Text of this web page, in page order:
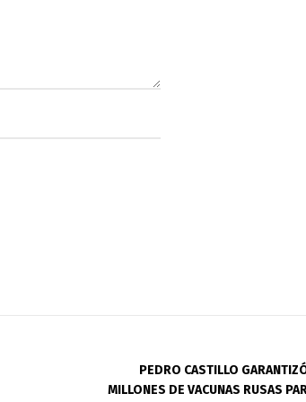
PEDRO CASTILLO
MILLONES DE VACUNAS RUSAS